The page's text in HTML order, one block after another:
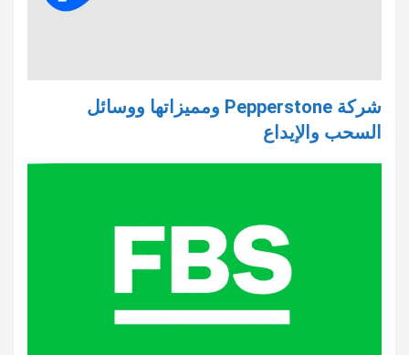
شركة Pepperstone ومميزاتها ووسائل
السحب والإيداع